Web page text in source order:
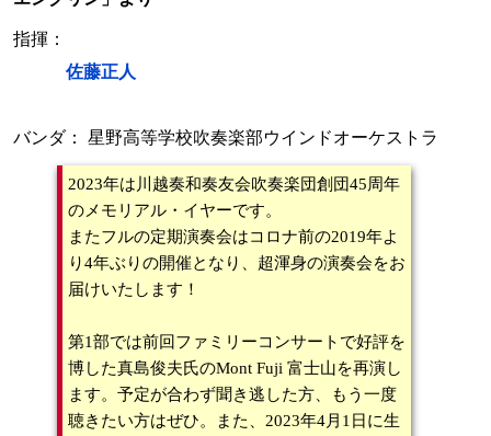
指揮：
佐藤正人
バンダ： 星野高等学校吹奏楽部ウインドオーケストラ
2023年は川越奏和奏友会吹奏楽団創団45周年
のメモリアル・イヤーです。
またフルの定期演奏会はコロナ前の2019年よ
り4年ぶりの開催となり、超渾身の演奏会をお
届けいたします！
第1部では前回ファミリーコンサートで好評を
博した真島俊夫氏のMont Fuji 富士山を再演し
ます。予定が合わず聞き逃した方、もう一度
聴きたい方はぜひ。また、2023年4月1日に生